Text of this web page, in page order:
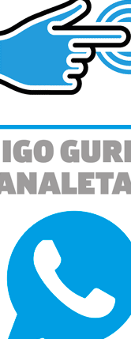
pertsonalak
gehiago eta ezarri
Edozein unetan alda
cookie propioak eta
ditu. Zure
asmoz, cookie
hau onartuz gero,
esplizitua ematen